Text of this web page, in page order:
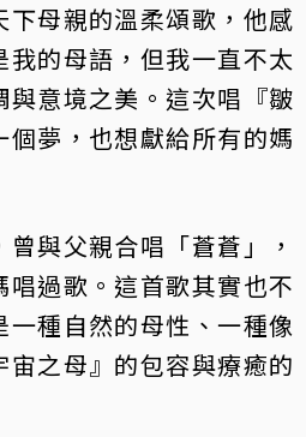
下母親的溫柔頌歌，他感
的母語，但我一直不太
與意境之美。這次唱『皺
夢，也想獻給所有的媽
與父親合唱「蒼蒼」，
唱過歌。這首歌其實也不
一種自然的母性、一種像
宙之母』的包容與療癒的